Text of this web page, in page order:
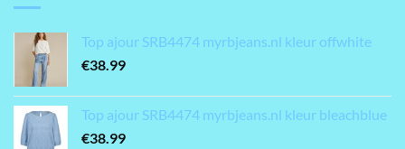
Top ajour SRB4474 myrbjeans.nl kleur offwhite
€38.99
Top ajour SRB4474 myrbjeans.nl kleur bleachblue
€38.99